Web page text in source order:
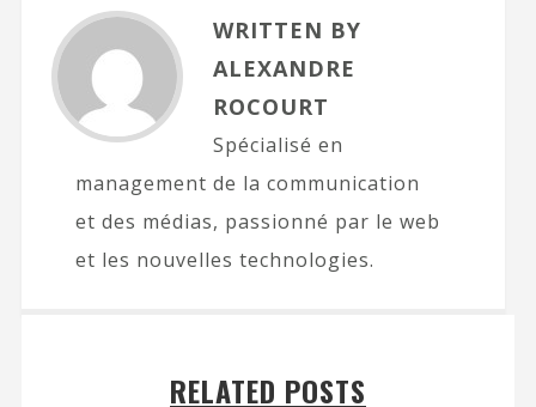
WRITTEN BY
ALEXANDRE
ROCOURT
Spécialisé en
management de la communication
et des médias, passionné par le web
et les nouvelles technologies.
RELATED POSTS